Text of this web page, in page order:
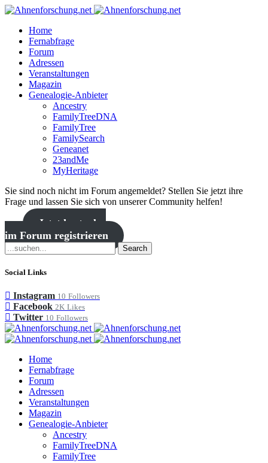
Home
Fernabfrage
Forum
Adressen
Veranstaltungen
Magazin
Genealogie-Anbieter
Ancestry
FamilyTreeDNA
FamilyTree
FamilySearch
Geneanet
23andMe
MyHeritage
Sie sind noch nicht im Forum angemeldet? Stellen Sie jetzt ihre
Frage und lassen Sie sich von unserer Community helfen!
Jetzt kostenlos
im Forum registrieren
Search
Social Links
Instagram 10 Followers
Facebook 2K Likes
Twitter 10 Followers
Home
Fernabfrage
Forum
Adressen
Veranstaltungen
Magazin
Genealogie-Anbieter
Ancestry
FamilyTreeDNA
FamilyTree